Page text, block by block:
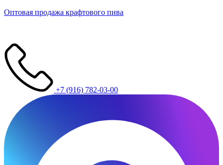
Оптовая продажа крафтового пива
+7 (916) 782-03-00